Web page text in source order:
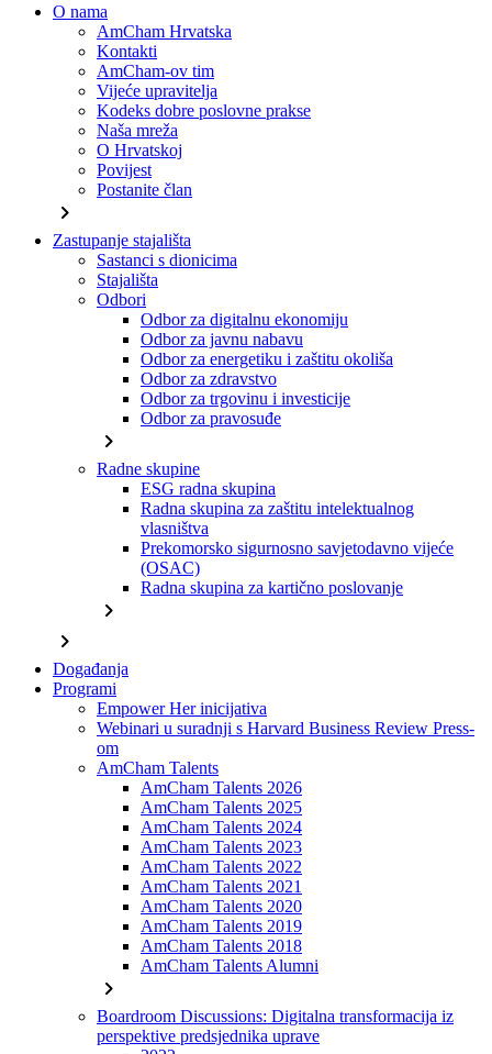
O nama
AmCham Hrvatska
Kontakti
AmCham-ov tim
Vijeće upravitelja
Kodeks dobre poslovne prakse
Naša mreža
O Hrvatskoj
Povijest
Postanite član
chevron_right
Zastupanje stajališta
Sastanci s dionicima
Stajališta
Odbori
Odbor za digitalnu ekonomiju
Odbor za javnu nabavu
Odbor za energetiku i zaštitu okoliša
Odbor za zdravstvo
Odbor za trgovinu i investicije
Odbor za pravosuđe
chevron_right
Radne skupine
ESG radna skupina
Radna skupina za zaštitu intelektualnog
vlasništva
Prekomorsko sigurnosno savjetodavno vijeće
(OSAC)
Radna skupina za kartično poslovanje
chevron_right
chevron_right
Događanja
Programi
Empower Her inicijativa
Webinari u suradnji s Harvard Business Review Press-
om
AmCham Talents
AmCham Talents 2026
AmCham Talents 2025
AmCham Talents 2024
AmCham Talents 2023
AmCham Talents 2022
AmCham Talents 2021
AmCham Talents 2020
AmCham Talents 2019
AmCham Talents 2018
AmCham Talents Alumni
chevron_right
Boardroom Discussions: Digitalna transformacija iz
perspektive predsjednika uprave